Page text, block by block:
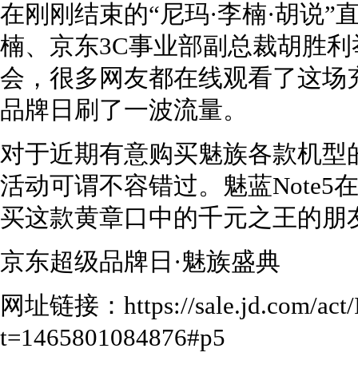
在刚刚结束的“尼玛·李楠·胡说”
楠、京东3C事业部副总裁胡胜
会，很多网友都在线观看了这
品牌日刷了一波流量。
对于近期有意购买魅族各款机
活动可谓不容错过。魅蓝Note5
买这款黄章口中的千元之王的朋
京东超级品牌日·魅族盛典
网址链接：https://sale.jd.com/
t=1465801084876#p5